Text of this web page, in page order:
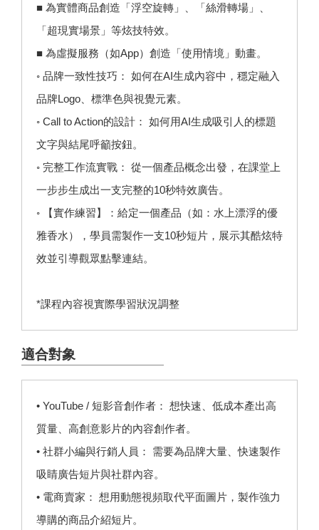
■ 為實體商品創造「浮空旋轉」、「絲滑轉場」、
「超現實場景」等炫技特效。
■ 為虛擬服務（如App）創造「使用情境」動畫。
◦ 品牌一致性技巧： 如何在AI生成內容中，穩定融入
品牌Logo、標準色與視覺元素。
◦ Call to Action的設計： 如何用AI生成吸引人的標題
文字與結尾呼籲按鈕。
◦ 完整工作流實戰： 從一個產品概念出發，在課堂上
一步步生成出一支完整的10秒特效廣告。
◦ 【實作練習】：給定一個產品（如：水上漂浮的優
雅香水），學員需製作一支10秒短片，展示其酷炫特
效並引導觀眾點擊連結。
*課程內容視實際學習狀況調整
適合對象
• YouTube / 短影音創作者： 想快速、低成本產出高
質量、高創意影片的內容創作者。
• 社群小編與行銷人員： 需要為品牌大量、快速製作
吸睛廣告短片與社群內容。
• 電商賣家： 想用動態視頻取代平面圖片，製作強力
導購的商品介紹短片。